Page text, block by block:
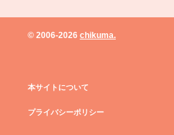
© 2006-2026 chikuma.
本サイトについて
プライバシーポリシー